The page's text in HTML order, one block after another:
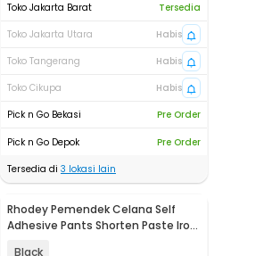
Toko Jakarta Barat
Tersedia
Toko Jakarta Utara
Habis
Toko Tangerang
Habis
Toko Cikupa
Habis
Pick n Go Bekasi
Pre Order
Pick n Go Depok
Pre Order
Tersedia di 3 lokasi lain
Rhodey Pemendek Celana Self
Adhesive Pants Shorten Paste Iron
Black